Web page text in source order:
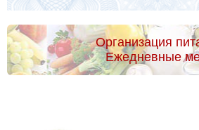
Организация
Ежедневные